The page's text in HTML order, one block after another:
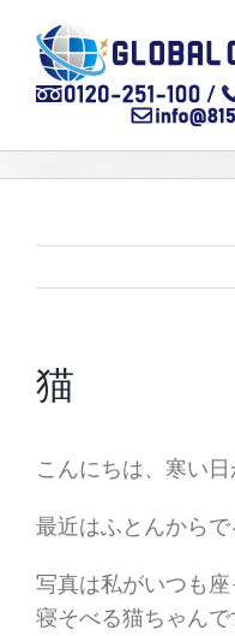
content
猫
こんにちは、寒い
最近はふとんからで
写真は私がいつも
寝そべる猫ちゃんで